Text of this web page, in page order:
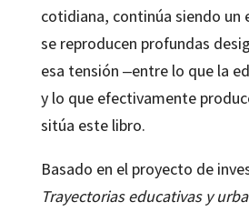
cotidiana, continúa siendo un
se reproducen profundas
esa tensión ‒entre lo que la
y lo que efectivamente
sitúa este libro.
Basado en el proyecto de
Trayectorias educativas y